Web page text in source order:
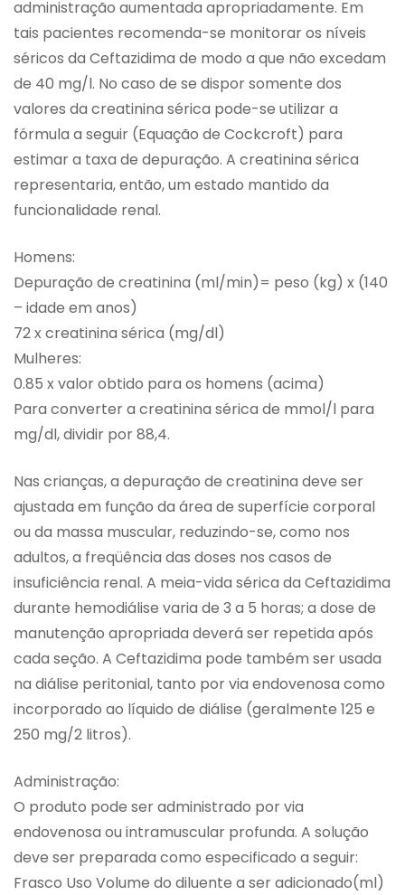
administração aumentada apropriadamente. Em
tais pacientes recomenda-se monitorar os níveis
séricos da Ceftazidima de modo a que não excedam
de 40 mg/l. No caso de se dispor somente dos
valores da creatinina sérica pode-se utilizar a
fórmula a seguir (Equação de Cockcroft) para
estimar a taxa de depuração. A creatinina sérica
representaria, então, um estado mantido da
funcionalidade renal.
Homens:
Depuração de creatinina (ml/min)= peso (kg) x (140
– idade em anos)
72 x creatinina sérica (mg/dl)
Mulheres:
0.85 x valor obtido para os homens (acima)
Para converter a creatinina sérica de mmol/l para
mg/dl, dividir por 88,4.
Nas crianças, a depuração de creatinina deve ser
ajustada em função da área de superfície corporal
ou da massa muscular, reduzindo-se, como nos
adultos, a freqüência das doses nos casos de
insuficiência renal. A meia-vida sérica da Ceftazidima
durante hemodiálise varia de 3 a 5 horas; a dose de
manutenção apropriada deverá ser repetida após
cada seção. A Ceftazidima pode também ser usada
na diálise peritonial, tanto por via endovenosa como
incorporado ao líquido de diálise (geralmente 125 e
250 mg/2 litros).
Administração:
O produto pode ser administrado por via
endovenosa ou intramuscular profunda. A solução
deve ser preparada como especificado a seguir:
Frasco Uso Volume do diluente a ser adicionado(ml)